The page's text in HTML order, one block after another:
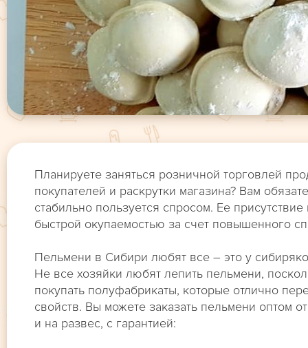
Планируете заняться розничной торговлей
покупателей и раскрутки магазина? Вам
стабильно пользуется спросом. Ее
быстрой окупаемостью за счет повышенного
Пельмени в Сибири любят все – это у
Не все хозяйки любят лепить пельмени,
покупать полуфабрикаты, которые отлично
свойств. Вы можете заказать пельмени оптом
и на развес, с гарантией: